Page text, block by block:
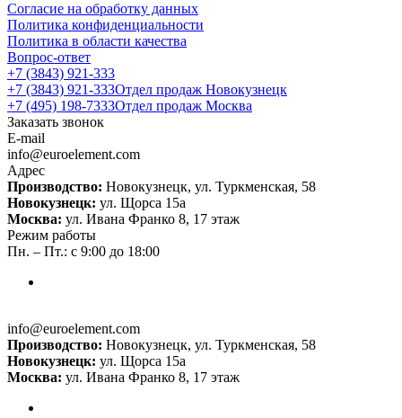
Согласие на обработку данных
Политика конфиденциальности
Политика в области качества
Вопрос-ответ
+7 (3843) 921-333
+7 (3843) 921-333Отдел продаж Новокузнецк
+7 (495) 198-7333Отдел продаж Москва
Заказать звонок
E-mail
info@euroelement.com
Адрес
Производство: Новокузнецк, ул. Туркменская, 58
Новокузнецк: ул. Щорса 15а
Москва: ул. Ивана Франко 8, 17 этаж
Режим работы
Пн. – Пт.: с 9:00 до 18:00
info@euroelement.com
Производство: Новокузнецк, ул. Туркменская, 58
Новокузнецк: ул. Щорса 15а
Москва: ул. Ивана Франко 8, 17 этаж